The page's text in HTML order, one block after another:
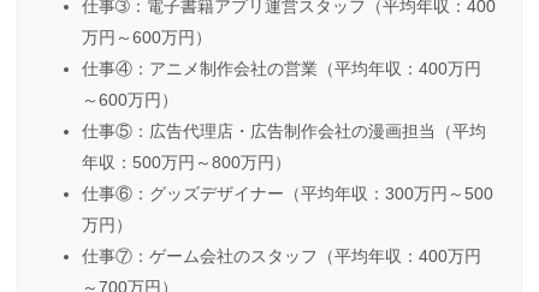
仕事➂：電子書籍アプリ運営スタッフ（平均年収：400
万円～600万円）
仕事④：アニメ制作会社の営業（平均年収：400万円
～600万円）
仕事⑤：広告代理店・広告制作会社の漫画担当（平均
年収：500万円～800万円）
仕事⑥：グッズデザイナー（平均年収：300万円～500
万円）
仕事⑦：ゲーム会社のスタッフ（平均年収：400万円
～700万円）